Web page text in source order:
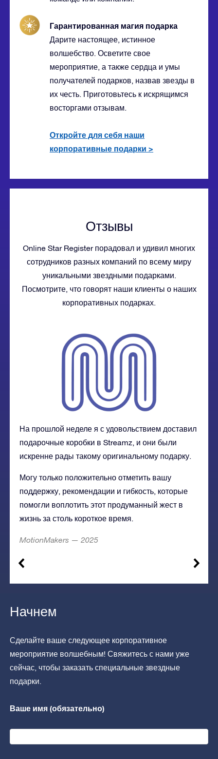
Гарантированная магия подарка
Дарите настоящее, истинное
волшебство. Осветите свое
мероприятие, а также сердца и умы
получателей подарков, назвав звезды в
их честь. Приготовьтесь к искрящимся
восторгами отзывам.
Откройте для себя наши
корпоративные подарки >
Отзывы
Online Star Register порадовал и удивил многих
сотрудников разных компаний по всему миру
уникальными звездными подарками.
Посмотрите, что говорят наши клиенты о наших
корпоративных подарках.
На прошлой неделе я с удовольствием доставил
подарочные коробки в Streamz, и они были
искренне рады такому оригинальному подарку.
Могу только положительно отметить вашу
поддержку, рекомендации и гибкость, которые
помогли воплотить этот продуманный жест в
жизнь за столь короткое время.
MotionMakers — 2025
Начнем
Сделайте ваше следующее корпоративное
мероприятие волшебным! Свяжитесь с нами уже
сейчас, чтобы заказать специальные звездные
подарки.
Ваше имя (обязательно)